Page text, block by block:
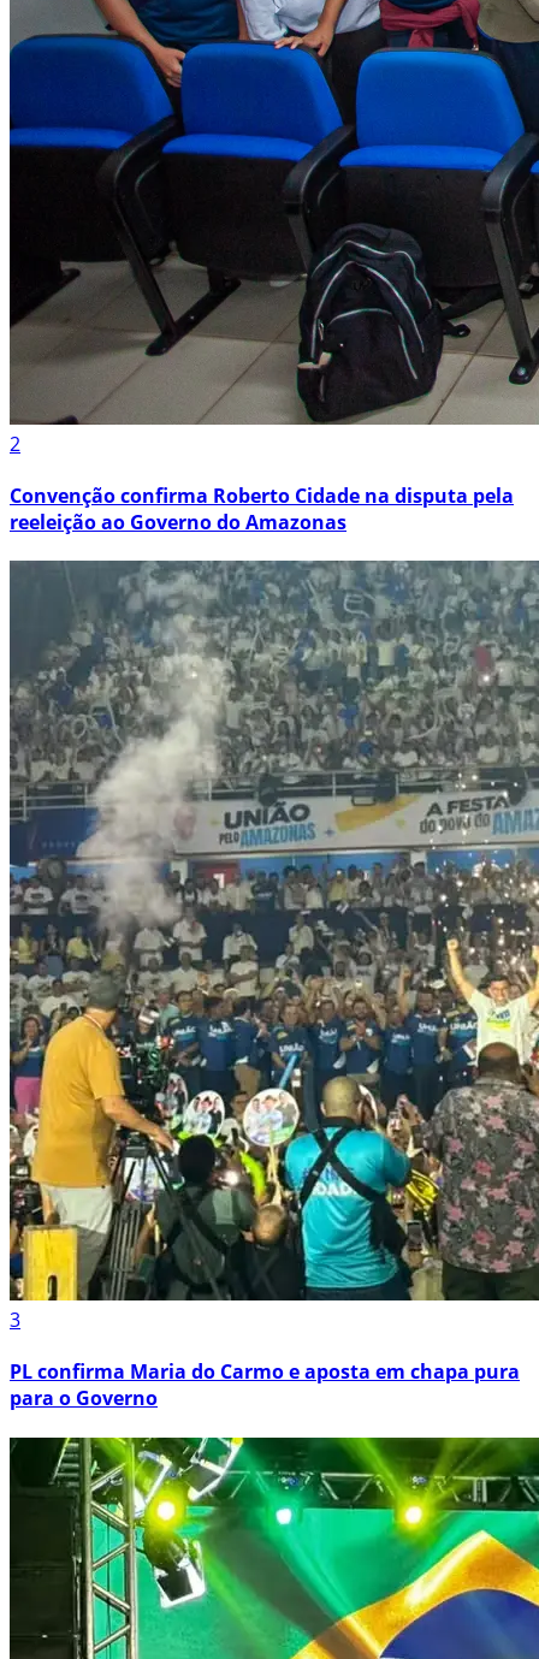
2
Convenção confirma Roberto Cidade na disputa pela
reeleição ao Governo do Amazonas
3
PL confirma Maria do Carmo e aposta em chapa pura
para o Governo